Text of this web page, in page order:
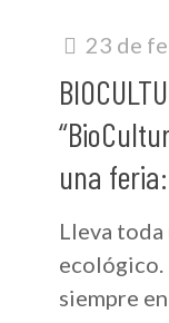
23 de
una
Lleva toda
ecológico.
siempre